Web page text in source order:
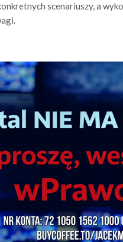
scenariuszy, a